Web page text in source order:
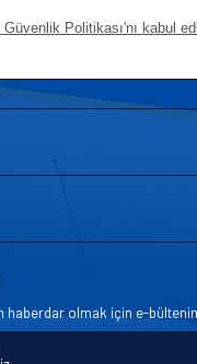
haberdar olmak için e-